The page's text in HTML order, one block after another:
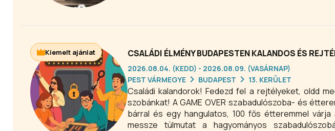
CSALÁDI ÉLMÉNY BUDAPESTEN KALANDOS ÉS
2026.08.04. (KEDD) - 2026.08.09. (VASÁRNAP)
PEST VÁRMEGYE
BUDAPEST 13. KERÜLET
Családi kalandorok! Fedezd fel a rejtélyeket, oldd
szobánkat! A GAME OVER szabadulószoba- és
bárral és egy hangulatos, 100 fős étteremmel
messze túlmutat a hagyományos
Kiemelt ajánlat